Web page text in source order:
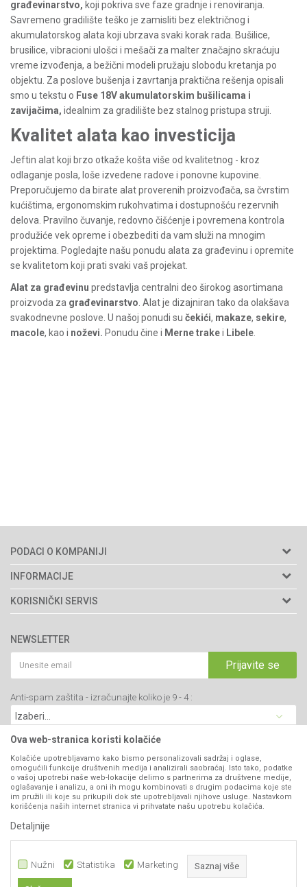
građevinarstvo, koji pokriva sve faze gradnje i renoviranja.
Savremeno gradilište teško je zamisliti bez električnog i
akumulatorskog alata koji ubrzava svaki korak rada. Bušilice,
brusilice, vibracioni ulošci i mešači za malter značajno skraćuju
vreme izvođenja, a bežični modeli pružaju slobodu kretanja po
objektu. Za poslove bušenja i zavrtanja praktična rešenja opisali
smo u tekstu o Fuse 18V akumulatorskim bušilicama i
zavijačima, idealnim za gradilište bez stalnog pristupa struji.
Kvalitet alata kao investicija
Jeftin alat koji brzo otkaže košta više od kvalitetnog - kroz
odlaganje posla, loše izvedene radove i ponovne kupovine.
Preporučujemo da birate alat proverenih proizvođača, sa čvrstim
kućištima, ergonomskim rukohvatima i dostupnošću rezervnih
delova. Pravilno čuvanje, redovno čišćenje i povremena kontrola
produžiće vek opreme i obezbediti da vam služi na mnogim
projektima. Pogledajte našu ponudu alata za građevinu i opremite
se kvalitetom koji prati svaki vaš projekat.
Alat za građevinu predstavlja centralni deo širokog asortimana
proizvoda za građevinarstvo . Alat je dizajniran tako da olakšava
svakodnevne poslove. U našoj ponudi su čekići, makaze, sekire,
macole, kao i noževi. Ponudu čine i Merne trakei Libele
PODACI O KOMPANIJI
Agromarket doo
Adresa: Kraljevačkog bataljona 235/2
34000 Kragujevac, Srbija
webshop@agromarket.rs
PIB: 102135221
Matični broj: 07593252
INFORMACIJE
O nama
Prodavnice
Brendovi
Katalozi
Blog
Najčešća pitanja
KORISNIČKI SERVIS
Politika privatnosti
Kako kupiti
Isporuka
Click & Collect
Načini plaćanja
Plaćanje karticama
Web kredit Raiffeisen banke
Pravo na odustajanje
Reklamacije
Zamena artikala
NEWSLETTER
Prijavite se
Anti-spam zaštita - izračunajte koliko je 9 - 4 :
VIBER I SMS NEWSLETTER
Prijavite se
PRATITE NAS
Ova web-stranica koristi kolačiće
Kolačiće upotrebljavamo kako bismo personalizovali sadržaj i oglase,
omogućili funkcije društvenih medija i analizirali saobraćaj. Isto tako, podatke
o vašoj upotrebi naše web-lokacije delimo s partnerima za društvene medije,
oglašavanje i analizu, a oni ih mogu kombinovati s drugim podacima koje ste
im pružili ili koje su prikupili dok ste upotrebljavali njihove usluge. Nastavkom
korišćenja naših internet stranica vi prihvatate našu upotrebu kolačića.
Detaljnije
Nužni Statistika Marketing Saznaj više